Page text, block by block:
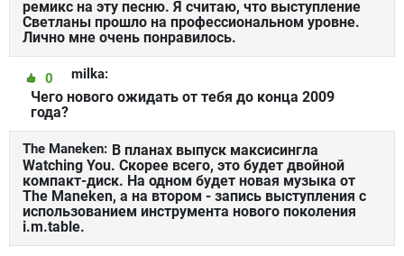
ремикс на эту песню. Я считаю, что выступление
Светланы прошло на профессиональном уровне.
Лично мне очень понравилось.
milka:
0
Чего нового ожидать от тебя до конца 2009
года?
The Maneken: В планах выпуск максисингла
Watching You. Скорее всего, это будет двойной
компакт-диск. На одном будет новая музыка от
The Maneken, а на втором - запись выступления с
использованием инструмента нового поколения
i.m.table.